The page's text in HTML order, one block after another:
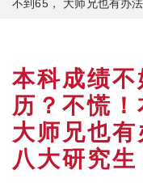
不到65， 大师兄也有办
本科成绩
历？不慌！
大师兄也
八大研究生